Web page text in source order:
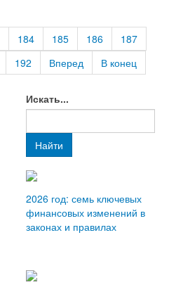
184 185 186
187
192 Вперед В конец
Искать...
Найти
2026 год: семь ключевых
финансовых изменений в
законах и правилах